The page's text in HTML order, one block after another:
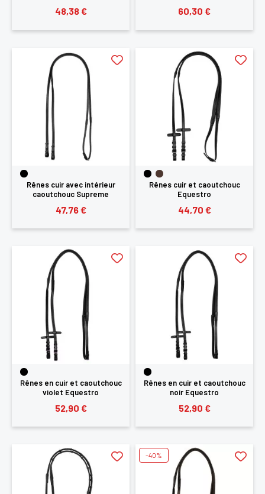
48,38 € 60,30 €
Rênes cuir avec intérieur
caoutchouc Supreme
47,76 €
Rênes cuir et caoutchouc
Equestro
44,70 €
Rênes en cuir et caoutchouc
violet Equestro
52,90 €
Rênes en cuir et caoutchouc
noir Equestro
52,90 €
-40%